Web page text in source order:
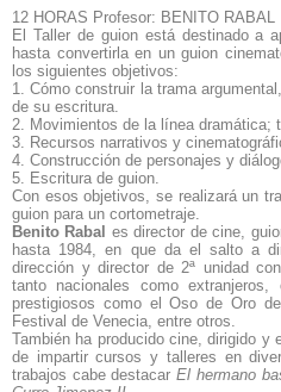
12 HORAS Profesor: BENITO RABAL
El Taller de guion está destinado a
hasta convertirla en un guion
los siguientes objetivos:
1. Cómo construir la trama
de su escritura.
2. Movimientos de la línea dramática;
3. Recursos narrativos y
4. Construcción de personajes y
5. Escritura de guion.
Con esos objetivos, se realizará un
guion para un cortometraje.
Benito Rabal es director de cine,
hasta 1984, en que da el salto a
dirección y director de 2ª unidad
tanto nacionales como
prestigiosos como el Oso de Oro
Festival de Venecia, entre otros.
También ha producido cine, dirigido
de impartir cursos y talleres en
trabajos cabe destacarEl hermano